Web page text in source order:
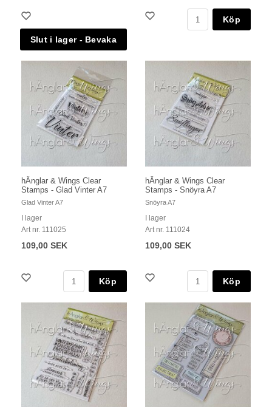
Köp
hÄnglar & Wings Clear
Stamps - Glad Vinter A7
Glad Vinter A7
I lager
Art nr. 111025
109,00 SEK
Köp
hÄnglar & Wings Clear
Stamps - Snöyra A7
Snöyra A7
I lager
Art nr. 111024
109,00 SEK
Köp